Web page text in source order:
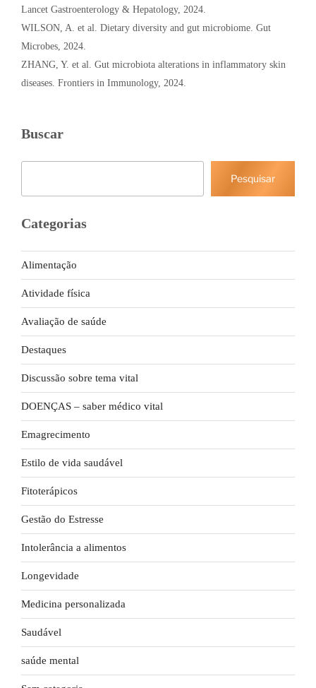
Lancet Gastroenterology & Hepatology, 2024.
WILSON, A. et al. Dietary diversity and gut microbiome. Gut
Microbes, 2024.
ZHANG, Y. et al. Gut microbiota alterations in inflammatory skin
diseases. Frontiers in Immunology, 2024.
Buscar
Pesquisar
Categorias
Alimentação
Atividade física
Avaliação de saúde
Destaques
Discussão sobre tema vital
DOENÇAS – saber médico vital
Emagrecimento
Estilo de vida saudável
Fitoterápicos
Gestão do Estresse
Intolerância a alimentos
Longevidade
Medicina personalizada
Saudável
saúde mental